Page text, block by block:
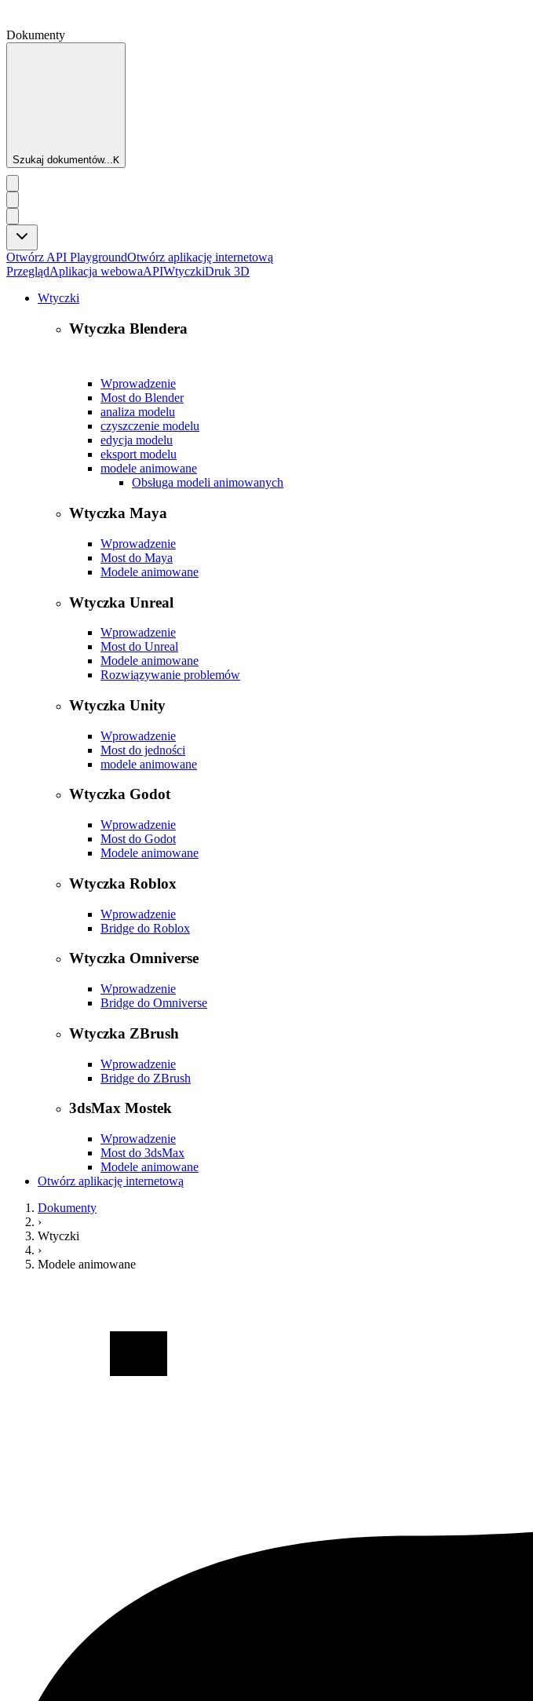
Dokumenty
Szukaj dokumentów...K
Otwórz API PlaygroundOtwórz aplikację internetową
PrzeglądAplikacja webowaAPIWtyczkiDruk 3D
Wtyczki
Wtyczka Blendera
Wprowadzenie
Most do Blender
analiza modelu
czyszczenie modelu
edycja modelu
eksport modelu
modele animowane
Obsługa modeli animowanych
Wtyczka Maya
Wprowadzenie
Most do Maya
Modele animowane
Wtyczka Unreal
Wprowadzenie
Most do Unreal
Modele animowane
Rozwiązywanie problemów
Wtyczka Unity
Wprowadzenie
Most do jedności
modele animowane
Wtyczka Godot
Wprowadzenie
Most do Godot
Modele animowane
Wtyczka Roblox
Wprowadzenie
Bridge do Roblox
Wtyczka Omniverse
Wprowadzenie
Bridge do Omniverse
Wtyczka ZBrush
Wprowadzenie
Bridge do ZBrush
3dsMax Mostek
Wprowadzenie
Most do 3dsMax
Modele animowane
Otwórz aplikację internetową
Dokumenty
›
Wtyczki
›
Modele animowane